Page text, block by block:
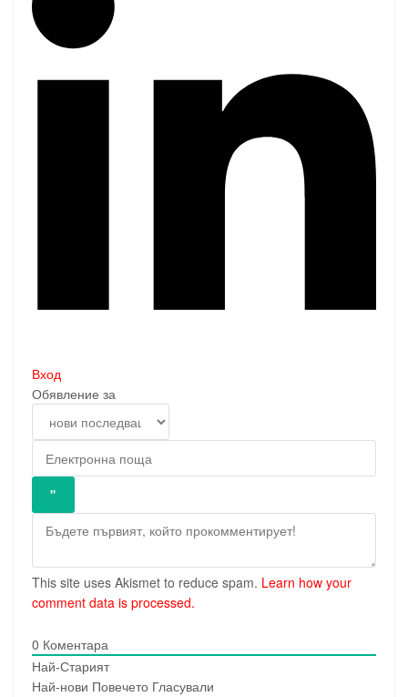
Вход
Обявление за
This site uses Akismet to reduce spam. Learn how your
comment data is processed.
0 Коментара
Най-Старият
Най-нови Повечето Гласували